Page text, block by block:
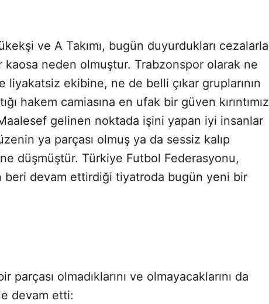
ve A Takımı, bugün duyurdukları cezalarla
neden olmuştur. Trabzonspor olarak ne
liyakatsiz ekibine, ne de belli çıkar gruplarının
hakem camiasına en ufak bir güven kırıntımız
gelinen noktada işini yapan iyi insanlar
ya parçası olmuş ya da sessiz kalıp
düşmüştür. Türkiye Futbol Federasyonu,
beri devam ettirdiği tiyatroda bugün yeni bir
parçası olmadıklarını ve olmayacaklarını da
devam etti: